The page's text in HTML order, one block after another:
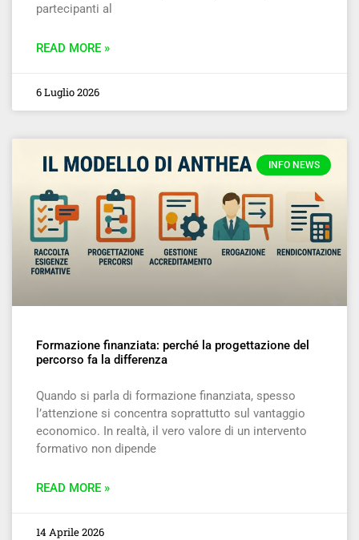
partecipanti al
READ MORE »
6 Luglio 2026
INFO NEWS
Formazione finanziata: perché la progettazione del
percorso fa la differenza
Quando si parla di formazione finanziata, spesso
l’attenzione si concentra soprattutto sul vantaggio
economico. In realtà, il vero valore di un intervento
formativo non dipende
READ MORE »
14 Aprile 2026